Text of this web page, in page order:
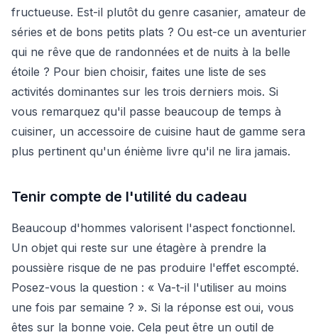
fructueuse. Est-il plutôt du genre casanier, amateur de
séries et de bons petits plats ? Ou est-ce un aventurier
qui ne rêve que de randonnées et de nuits à la belle
étoile ? Pour bien choisir, faites une liste de ses
activités dominantes sur les trois derniers mois. Si
vous remarquez qu'il passe beaucoup de temps à
cuisiner, un accessoire de cuisine haut de gamme sera
plus pertinent qu'un énième livre qu'il ne lira jamais.
Tenir compte de l'utilité du cadeau
Beaucoup d'hommes valorisent l'aspect fonctionnel.
Un objet qui reste sur une étagère à prendre la
poussière risque de ne pas produire l'effet escompté.
Posez-vous la question : « Va-t-il l'utiliser au moins
une fois par semaine ? ». Si la réponse est oui, vous
êtes sur la bonne voie. Cela peut être un outil de